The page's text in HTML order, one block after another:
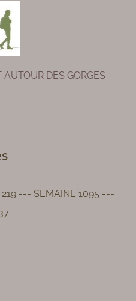
DES GORGES
--- SEMAINE 1095 ---